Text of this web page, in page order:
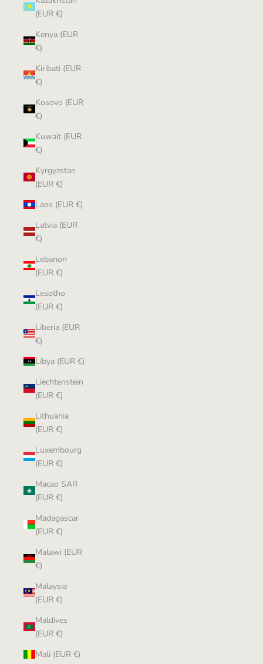
(EUR €)
Kenya (EUR
€)
Kiribati (EUR
€)
Kosovo (EUR
€)
Kuwait (EUR
€)
Kyrgyzstan
(EUR €)
Laos (EUR €)
Latvia (EUR
€)
Lebanon
(EUR €)
Lesotho
(EUR €)
Liberia (EUR
€)
Libya (EUR €)
Liechtenstein
(EUR €)
Lithuania
(EUR €)
Luxembourg
(EUR €)
Macao SAR
(EUR €)
Madagascar
(EUR €)
Malawi (EUR
€)
Malaysia
(EUR €)
Maldives
(EUR €)
Mali (EUR €)